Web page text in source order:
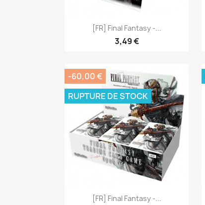
[FR] Final Fantasy -...
3,49 €
Aperçu rapide
[FR] Final Fantasy -...
-60,00 €
RUPTURE DE STOCK
Aperçu rapide